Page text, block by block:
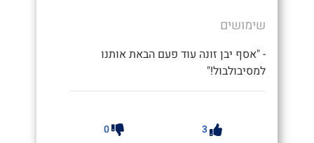
שימושים
- "אסף יבן זונה עוד פעם הבאת אותנו
למסיבולבול!"
3
0